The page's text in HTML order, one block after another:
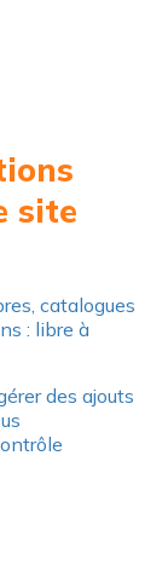
site
catalogues
: libre à
des ajouts